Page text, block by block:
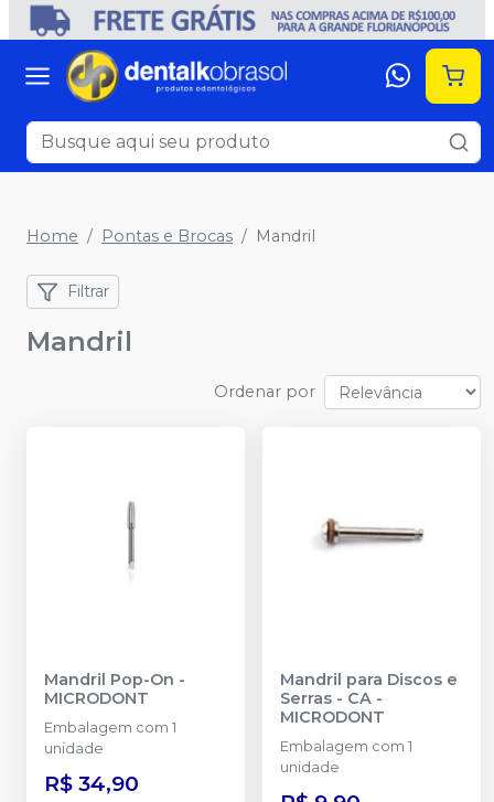
Home Pontas e Brocas Mandril
Filtrar
Mandril
Ordenar por
Mandril Pop-On -
MICRODONT
Embalagem com 1
unidade
R$ 34,90
Mandril para Discos e
Serras - CA -
MICRODONT
Embalagem com 1
unidade